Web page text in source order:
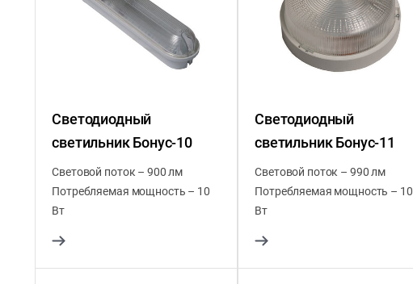
Светодиодный
светильник Бонус-10
Световой поток – 900 лм
Потребляемая мощность – 10
Вт
Светодиодный
светильник Бонус-11
Световой поток – 990 лм
Потребляемая мощность – 10
Вт